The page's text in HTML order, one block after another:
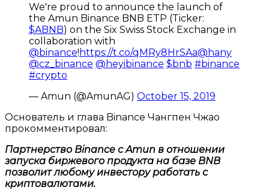
We're proud to announce the launch of
the Amun Binance BNB ETP (Ticker:
$ABNB) on the Six Swiss Stock Exchange in
collaboration with
@binance! https://t.co/qMRy8HrSAa@hany
@cz_binance @heyibinance $bnb #binance
#crypto
— Amun (@AmunAG) October 15, 2019
Основатель и глава Binance Чангпен Чжао
прокомментировал:
Партнерство Binance с Amun в отношении
запуска биржевого продукта на базе BNB
позволит любому инвестору работать с
криптовалютами.